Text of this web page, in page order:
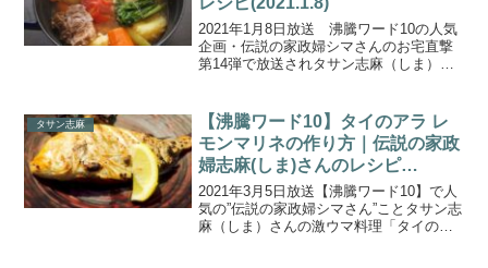
2021年1月8日放送 沸騰ワード10の人気
企画・伝説の家政婦シマさんのお宅直撃
第14弾で放送されタサン志麻（しま）さ
の哀川翔さん・千葉雄大さんを直撃する
お宅訪問題14...
タサン志麻
【沸騰ワード10】タイのアラ レ
モンマリネの作り方｜伝説の家政
婦志麻(しま)さんのレシピ
(2021.3.5)
2021年3月5日放送【沸騰ワード10】で人
気の”伝説の家政婦シマさん”ことタサン志
麻（しま）さんの激ウマ料理「タイのア